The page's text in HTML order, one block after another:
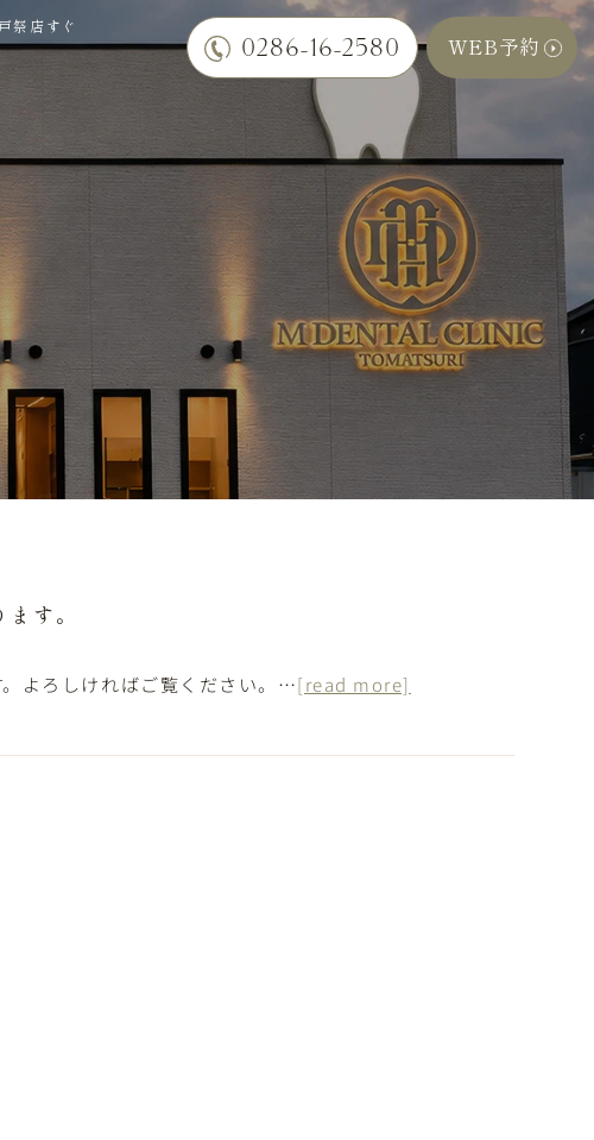
祭店すぐ
0286-16-2580 WEB予約
す。
よろしければご覧ください。…[read more]